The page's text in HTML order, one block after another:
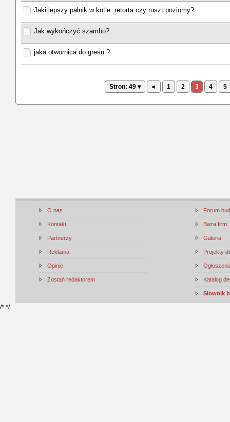
Jaki lepszy palnik w kotle: retorta czy ruszt poziomy?
Jak wykończyć szambo?
jaka otwornica do gresu ?
Stron: 49 ▾ ◂ 1 2 3 4 5
O nas
Kontakt
Partnerzy
Reklama
Opinie
Zostań redaktorem
Forum
Baza firm
Galeria
Projekty
Katalog
Słownik
/* */